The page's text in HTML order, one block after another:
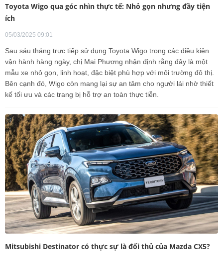
Toyota Wigo qua góc nhìn thực tế: Nhỏ gọn nhưng đầy tiện
ích
05/03/2025 09:01
Sau sáu tháng trực tiếp sử dụng Toyota Wigo trong các điều kiện
vận hành hàng ngày, chị Mai Phương nhận định rằng đây là một
mẫu xe nhỏ gọn, linh hoạt, đặc biệt phù hợp với môi trường đô thị.
Bên cạnh đó, Wigo còn mang lại sự an tâm cho người lái nhờ thiết
kế tối ưu và các trang bị hỗ trợ an toàn thực tiễn.
Mitsubishi Destinator có thực sự là đối thủ của Mazda CX5?